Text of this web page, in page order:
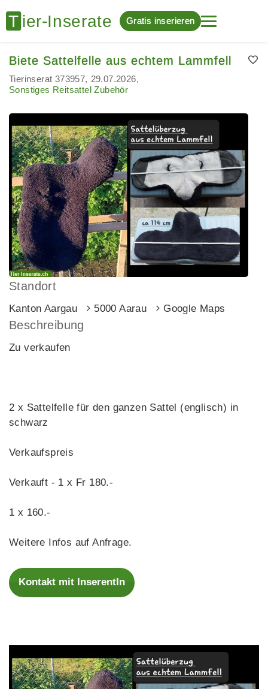
Gratis inserieren
Biete Sattelfelle aus echtem Lammfell
Tierinserat 373957
29.07.2026
Sonstiges Reitsattel Zubehör
Standort
Kanton Aargau 5000 Aarau Google Maps
Beschreibung
Zu verkaufen
2 x Sattelfelle für den ganzen Sattel (englisch) in
schwarz
Verkaufspreis
Verkauft - 1 x Fr 180.-
1 x 160.-
Weitere Infos auf Anfrage.
Kontakt mit InserentIn